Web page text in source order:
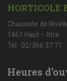
HORTICOLE
Chaussée de
1461 Haut – Ittre
Tél : 02/366 37 71
Heures